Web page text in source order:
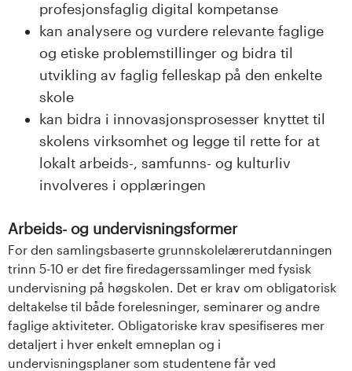
profesjonsfaglig digital kompetanse
kan analysere og vurdere relevante faglige
og etiske problemstillinger og bidra til
utvikling av faglig felleskap på den enkelte
skole
kan bidra i innovasjonsprosesser knyttet til
skolens virksomhet og legge til rette for at
lokalt arbeids-, samfunns- og kulturliv
involveres i opplæringen
Arbeids- og undervisningsformer
For den samlingsbaserte grunnskolelærerutdanningen
trinn 5-10 er det fire firedagerssamlinger med fysisk
undervisning på høgskolen. Det er krav om obligatorisk
deltakelse til både forelesninger, seminarer og andre
faglige aktiviteter. Obligatoriske krav spesifiseres mer
detaljert i hver enkelt emneplan og i
undervisningsplaner som studentene får ved